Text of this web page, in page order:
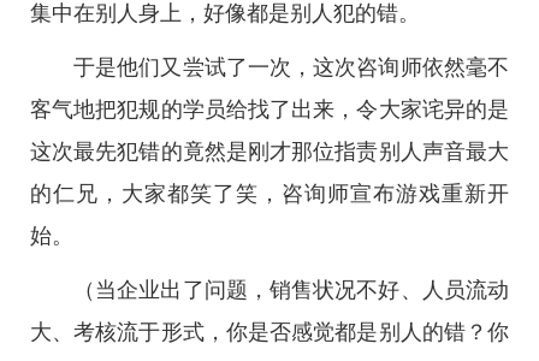
集中在别人身上，好像都是别人犯的错。
于是他们又尝试了一次，这次咨询师依然毫不
客气地把犯规的学员给找了出来，令大家诧异的是
这次最先犯错的竟然是刚才那位指责别人声音最大
的仁兄，大家都笑了笑，咨询师宣布游戏重新开
始。
（当企业出了问题，销售状况不好、人员流动
大、考核流于形式，你是否感觉都是别人的错？你